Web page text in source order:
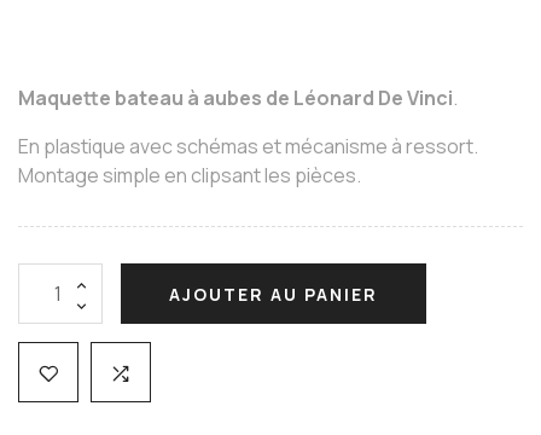
Maquette bateau à aubes de Léonard De Vinci.
En plastique avec schémas et mécanisme à ressort.
Montage simple en clipsant les pièces.
AJOUTER AU PANIER